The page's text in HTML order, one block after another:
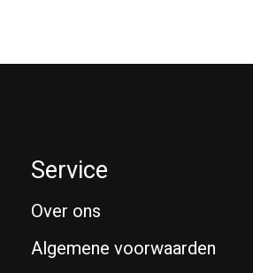
Service
Over ons
Algemene voorwaarden